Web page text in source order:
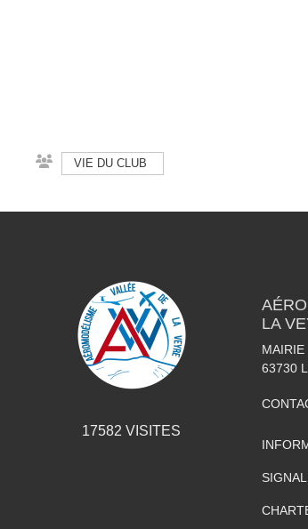
VIE DU CLUB
17582 VISITES
LA
MAIRIE
63730